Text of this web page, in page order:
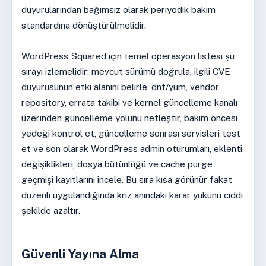
duyurularından bağımsız olarak periyodik bakım
standardına dönüştürülmelidir.
WordPress Squared için temel operasyon listesi şu
sırayı izlemelidir: mevcut sürümü doğrula, ilgili CVE
duyurusunun etki alanını belirle, dnf/yum, vendor
repository, errata takibi ve kernel güncelleme kanalı
üzerinden güncelleme yolunu netleştir, bakım öncesi
yedeği kontrol et, güncelleme sonrası servisleri test
et ve son olarak WordPress admin oturumları, eklenti
değişiklikleri, dosya bütünlüğü ve cache purge
geçmişi kayıtlarını incele. Bu sıra kısa görünür fakat
düzenli uygulandığında kriz anındaki karar yükünü ciddi
şekilde azaltır.
Güvenli Yayına Alma